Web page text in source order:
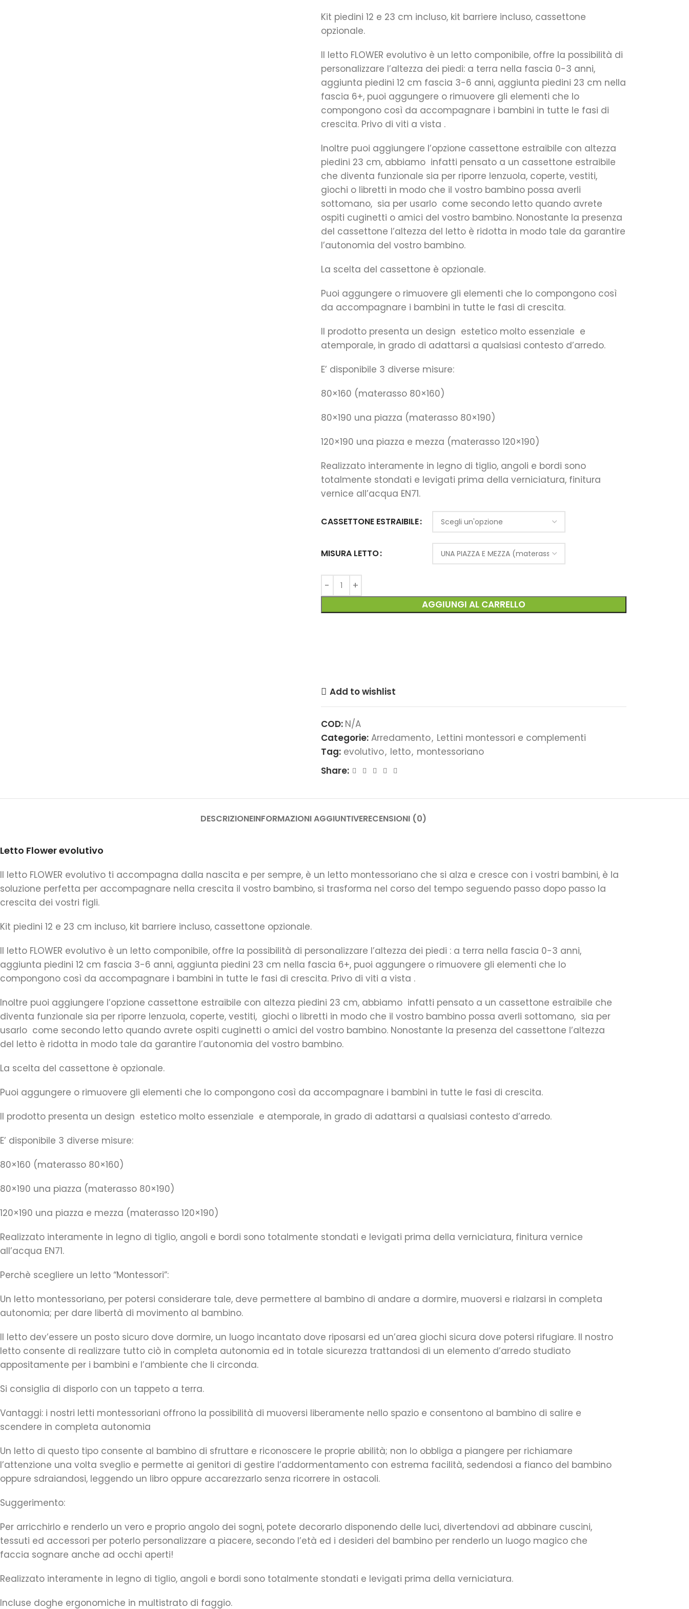
Kit piedini 12 e 23 cm incluso, kit barriere incluso, cassettone
opzionale.
ll letto FLOWER evolutivo è un letto componibile, offre la possibilità di
personalizzare l’altezza dei piedi: a terra nella fascia 0-3 anni,
aggiunta piedini 12 cm fascia 3-6 anni, aggiunta piedini 23 cm nella
fascia 6+, puoi aggungere o rimuovere gli elementi che lo
compongono così da accompagnare i bambini in tutte le fasi di
crescita. Privo di viti a vista .
Inoltre puoi aggiungere l’opzione cassettone estraibile con altezza
piedini 23 cm, abbiamo infatti pensato a un cassettone estraibile
che diventa funzionale sia per riporre lenzuola, coperte, vestiti,
giochi o libretti in modo che il vostro bambino possa averli
sottomano, sia per usarlo come secondo letto quando avrete
ospiti cuginetti o amici del vostro bambino. Nonostante la presenza
del cassettone l’altezza del letto è ridotta in modo tale da garantire
l’autonomia del vostro bambino.
La scelta del cassettone è opzionale.
Puoi aggungere o rimuovere gli elementi che lo compongono così
da accompagnare i bambini in tutte le fasi di crescita.
Il prodotto presenta un design estetico molto essenziale e
atemporale, in grado di adattarsi a qualsiasi contesto d’arredo.
E’ disponibile 3 diverse misure:
80×160 (materasso 80×160)
80×190 una piazza (materasso 80×190)
120×190 una piazza e mezza (materasso 120×190)
Realizzato interamente in legno di tiglio, angoli e bordi sono
totalmente stondati e levigati prima della verniciatura, finitura
vernice all’acqua EN71.
CASSETTONE ESTRAIBILE
MISURA LETTO
AGGIUNGI AL CARRELLO
Add to wishlist
COD: N/A
Categorie: Arredamento, Lettini montessori e complementi
Tag: evolutivo, letto, montessoriano
Share:
DESCRIZIONEINFORMAZIONI AGGIUNTIVERECENSIONI (0)
Letto Flower evolutivo
Il letto FLOWER evolutivo ti accompagna dalla nascita e per sempre, è un letto montessoriano che si alza e cresce con i vostri bambini, è la
soluzione perfetta per accompagnare nella crescita il vostro bambino, si trasforma nel corso del tempo seguendo passo dopo passo la
crescita dei vostri figli.
Kit piedini 12 e 23 cm incluso, kit barriere incluso, cassettone opzionale.
ll letto FLOWER evolutivo è un letto componibile, offre la possibilità di personalizzare l’altezza dei piedi : a terra nella fascia 0-3 anni,
aggiunta piedini 12 cm fascia 3-6 anni, aggiunta piedini 23 cm nella fascia 6+, puoi aggungere o rimuovere gli elementi che lo
compongono così da accompagnare i bambini in tutte le fasi di crescita. Privo di viti a vista .
Inoltre puoi aggiungere l’opzione cassettone estraibile con altezza piedini 23 cm, abbiamo infatti pensato a un cassettone estraibile che
diventa funzionale sia per riporre lenzuola, coperte, vestiti, giochi o libretti in modo che il vostro bambino possa averli sottomano, sia per
usarlo come secondo letto quando avrete ospiti cuginetti o amici del vostro bambino. Nonostante la presenza del cassettone l’altezza
del letto è ridotta in modo tale da garantire l’autonomia del vostro bambino.
La scelta del cassettone è opzionale.
Puoi aggungere o rimuovere gli elementi che lo compongono così da accompagnare i bambini in tutte le fasi di crescita.
Il prodotto presenta un design estetico molto essenziale e atemporale, in grado di adattarsi a qualsiasi contesto d’arredo.
E’ disponibile 3 diverse misure:
80×160 (materasso 80×160)
80×190 una piazza (materasso 80×190)
120×190 una piazza e mezza (materasso 120×190)
Realizzato interamente in legno di tiglio, angoli e bordi sono totalmente stondati e levigati prima della verniciatura, finitura vernice
all’acqua EN71.
Perchè scegliere un letto “Montessori”:
Un letto montessoriano, per potersi considerare tale, deve permettere al bambino di andare a dormire, muoversi e rialzarsi in completa
autonomia; per dare libertà di movimento al bambino.
Il letto dev’essere un posto sicuro dove dormire, un luogo incantato dove riposarsi ed un’area giochi sicura dove potersi rifugiare. Il nostro
letto consente di realizzare tutto ciò in completa autonomia ed in totale sicurezza trattandosi di un elemento d’arredo studiato
appositamente per i bambini e l’ambiente che li circonda.
Si consiglia di disporlo con un tappeto a terra.
Vantaggi: i nostri letti montessoriani offrono la possibilità di muoversi liberamente nello spazio e consentono al bambino di salire e
scendere in completa autonomia
Un letto di questo tipo consente al bambino di sfruttare e riconoscere le proprie abilità; non lo obbliga a piangere per richiamare
l’attenzione una volta sveglio e permette ai genitori di gestire l’addormentamento con estrema facilità, sedendosi a fianco del bambino
oppure sdraiandosi, leggendo un libro oppure accarezzarlo senza ricorrere in ostacoli.
Suggerimento:
Per arricchirlo e renderlo un vero e proprio angolo dei sogni, potete decorarlo disponendo delle luci, divertendovi ad abbinare cuscini,
tessuti ed accessori per poterlo personalizzare a piacere, secondo l’età ed i desideri del bambino per renderlo un luogo magico che
faccia sognare anche ad occhi aperti!
Realizzato interamente in legno di tiglio, angoli e bordi sono totalmente stondati e levigati prima della verniciatura.
Incluse doghe ergonomiche in multistrato di faggio.